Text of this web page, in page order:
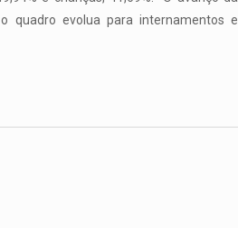
quadro evolua para internamentos e